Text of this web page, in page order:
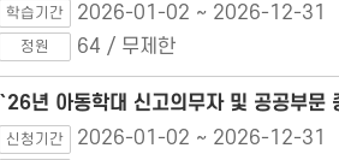
학습기간 2026-01-02 ~ 2026-12-31
정원 64 / 무제한
`26년 아동학대 신고의무자 및 공공부문
신청기간 2026-01-02 ~ 2026-12-31